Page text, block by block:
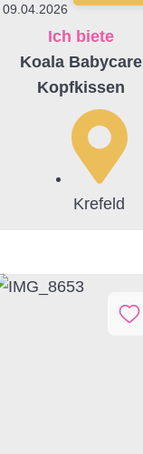
09.04.2026
Ich biete
Koala Babycare
Kopfkissen
Krefeld